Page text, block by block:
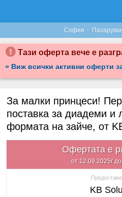
София ·
Тази оферта вече е
» Виж всички активни оферти
За малки принцеси!
поставка за диадеми и
формата на зайче, от
Офертата е
от 12.09.2025г
KB